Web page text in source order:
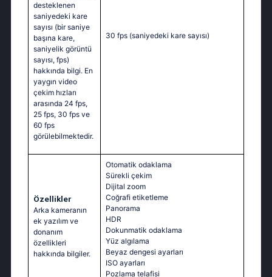
desteklenen
saniyedeki kare
sayısı (bir saniye
başına kare,
saniyelik görüntü
sayısı, fps)
hakkında bilgi. En
yaygın video
çekim hızları
arasında 24 fps,
25 fps, 30 fps ve
60 fps
görülebilmektedir.
30 fps (saniyedeki kare sayısı)
Özellikler
Arka kameranın
ek yazılım ve
donanım
özellikleri
hakkında bilgiler.
Otomatik odaklama
Sürekli çekim
Dijital zoom
Coğrafi etiketleme
Panorama
HDR
Dokunmatik odaklama
Yüz algılama
Beyaz dengesi ayarları
ISO ayarları
Pozlama telafisi